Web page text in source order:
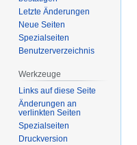
Letzte Änderungen
Neue Seiten
Spezialseiten
Benutzerverzeichnis
Werkzeuge
Links auf diese Seite
Änderungen an
verlinkten Seiten
Spezialseiten
Druckversion